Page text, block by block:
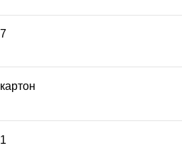
7
картон
1